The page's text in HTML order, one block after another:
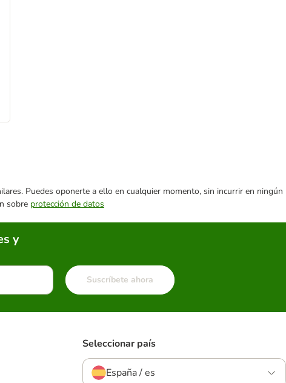
Puedes oponerte a ello en cualquier momento, sin incurrir en ningún
sobre protección de datos
y
Suscríbete ahora
Seleccionar país
España / es